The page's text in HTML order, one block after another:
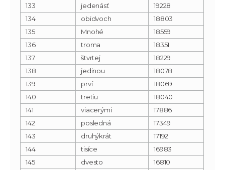
133
jedenásť
19228
134
obidvoch
18803
135
Mnohé
18559
136
troma
18351
137
štvrtej
18229
138
jedinou
18078
139
prví
18069
140
tretiu
18040
141
viacerými
17886
142
posledná
17349
143
druhýkrát
17192
144
tisíce
16983
145
dvesto
16810